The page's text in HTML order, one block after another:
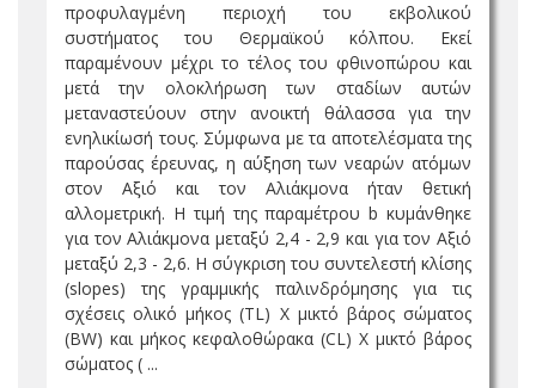
προφυλαγμένη περιοχή του εκβολικού
συστήματος του Θερμαϊκού κόλπου. Εκεί
παραμένουν μέχρι το τέλος του φθινοπώρου και
μετά την ολοκλήρωση των σταδίων αυτών
μεταναστεύουν στην ανοικτή θάλασσα για την
ενηλικίωσή τους. Σύμφωνα με τα αποτελέσματα της
παρούσας έρευνας, η αύξηση των νεαρών ατόμων
στον Αξιό και τον Αλιάκμονα ήταν θετική
αλλομετρική. Η τιμή της παραμέτρου b κυμάνθηκε
για τον Αλιάκμονα μεταξύ 2,4 - 2,9 και για τον Αξιό
μεταξύ 2,3 - 2,6. Η σύγκριση του συντελεστή κλίσης
(slopes) της γραμμικής παλινδρόμησης για τις
σχέσεις ολικό μήκος (TL) Χ μικτό βάρος σώματος
(BW) και μήκος κεφαλοθώρακα (CL) Χ μικτό βάρος
σώματος ( ...